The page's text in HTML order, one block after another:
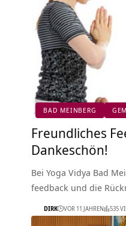
BAD MEINBERG
Freundliches
Dankeschön!
Bei Yoga Vidya Bad
feedback und die
DIRK VOR 11 JAHREN 535